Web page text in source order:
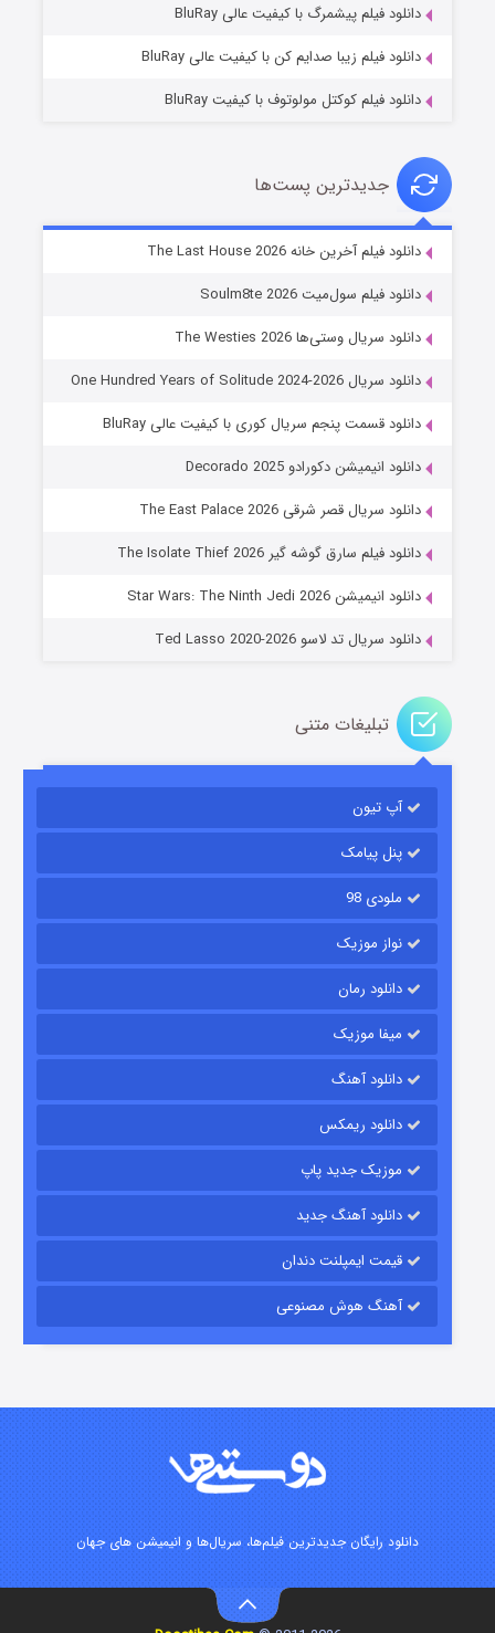
شوگر فصل ۲
خاندان اژدها فصل ۳
قسمت۶ (زیرنویس) منتشر شد
قسمت
قسمت۱۵ (دوبله) منتشر شد
دانلود فیلم پیشمرگ با کیفیت عالی BluRay
دانلود فیلم زیبا صدایم کن با کیفیت عالی BluRay
دانلود فیلم کوکتل مولوتوف با کیفیت BluRay
جدیدترین پست‌ها
دانلود فیلم آخرین خانه The Last House 2026
دانلود فیلم سول‌میت Soulm8te 2026
دانلود سریال وستی‌ها The Westies 2026
دانلود سریال One Hundred Years of Solitude 2024-2026
دانلود قسمت پنجم سریال کوری با کیفیت عالی BluRay
دانلود انیمیشن دکورادو Decorado 2025
دانلود سریال قصر شرقی The East Palace 2026
دانلود فیلم سارق گوشه گیر The Isolate Thief 2026
دانلود انیمیشن Star Wars: The Ninth Jedi 2026
دانلود سریال تد لاسو Ted Lasso 2020-2026
تبلیغات متنی
آپ تیون
پنل پیامک
ملودی 98
نواز موزیک
دانلود رمان
میفا موزیک
دانلود آهنگ
دانلود ریمکس
موزیک جدید پاپ
دانلود آهنگ جدید
قیمت ایمپلنت دندان
آهنگ هوش مصنوعی
دانلود رایگان جدیدترین فیلم‌ها، سریال‌ها و انیمیشن های جهان